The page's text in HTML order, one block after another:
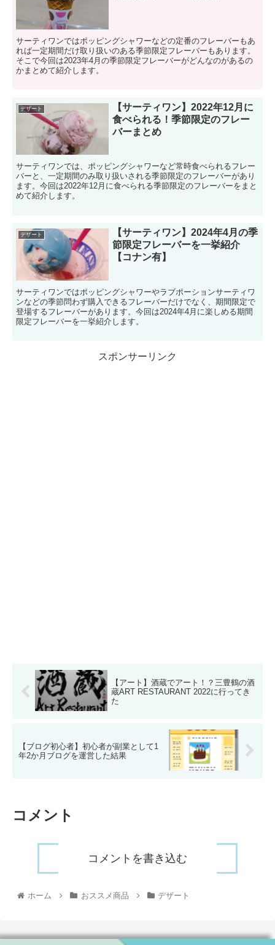
サーティワンではポッピングシャワーなどの定番のフレーバーもあ
れば一定期間だけ取り扱いのある季節限定フレーバーもあります。
そこで今回は2023年4月の季節限定フレーバーがどんなのがあるの
かまとめて紹介します。
デザート
【サーティワン】2022年12月に
食べられる！季節限定のフレー
バーまとめ
サーティワンでは、ポッピングシャワーなど常時食べられるフレー
バーと、一定期間のみ取り扱いされる季節限定のフレーバーがあり
ます。今回は2022年12月に食べられる季節限定のフレーバーをまと
めて紹介します。
デザート
【サーティワン】2024年4月の季
節限定フレーバーを一挙紹介
【コナン有】
サーティワンではポッピングシャワーやラブポーションサーティワ
ンなどの季節問わず購入できるフレーバーだけでなく、期間限定で
登場するフレーバーがあります。今回は2024年4月に楽しめる期間
限定フレーバーを一挙紹介します。
スポンサーリンク
【アート】酒蔵でアート！？三豊鶴の酒
蔵ART RESTAURANT 2022に行ってき
た
【ブログ初心者】初心者が副業として1
年2か月ブログを運営した結果
コメント
コメントを書き込む
ホーム おススメ商品 デザート